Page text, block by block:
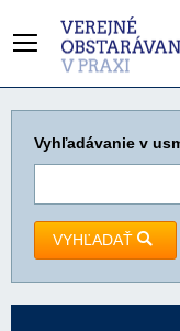
Vyhľadávanie v
VYHĽADAŤ